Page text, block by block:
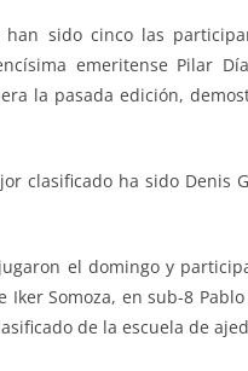
han sido cinco las
emeritense Pilar
la pasada edición,
clasificado ha sido
el domingo y
Somoza, en sub-8
de la escuela de